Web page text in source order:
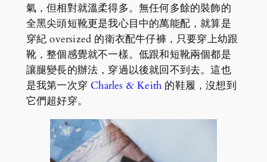
氣，但相對就溫柔得多。無任何多餘的裝飾的
全黑尖頭短靴更是我心目中的萬能配，就算是
穿紀 oversized 的衛衣配牛仔褲，只要穿上幼跟
靴，整個感覺就不一樣。低跟和短靴兩個都是
讓腿變長的辦法，穿過以後就回不到去。這也
是我第一次穿 Charles & Keith 的鞋履，沒想到
它們超好穿。